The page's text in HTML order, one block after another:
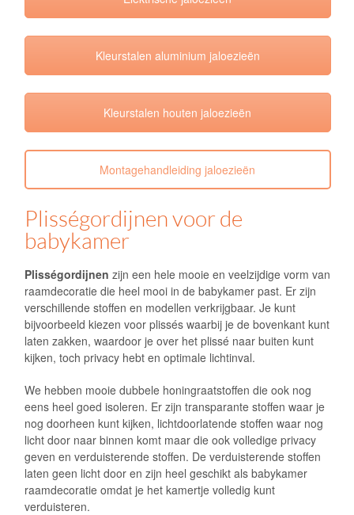
Kleurstalen aluminium jaloezieën
Kleurstalen houten jaloezieën
Montagehandleiding jaloezieën
Plisségordijnen voor de
babykamer
Plisségordijnen zijn een hele mooie en veelzijdige vorm van
raamdecoratie die heel mooi in de babykamer past. Er zijn
verschillende stoffen en modellen verkrijgbaar. Je kunt
bijvoorbeeld kiezen voor plissés waarbij je de bovenkant kunt
laten zakken, waardoor je over het plissé naar buiten kunt
kijken, toch privacy hebt en optimale lichtinval.
We hebben mooie dubbele honingraatstoffen die ook nog
eens heel goed isoleren. Er zijn transparante stoffen waar je
nog doorheen kunt kijken, lichtdoorlatende stoffen waar nog
licht door naar binnen komt maar die ook volledige privacy
geven en verduisterende stoffen. De verduisterende stoffen
laten geen licht door en zijn heel geschikt als babykamer
raamdecoratie omdat je het kamertje volledig kunt
verduisteren.